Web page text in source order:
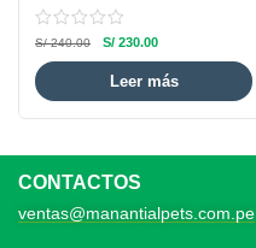
S/240.00 S/ 230.00
Leer más
CONTACTOS
ventas@manantialpets.com.pe